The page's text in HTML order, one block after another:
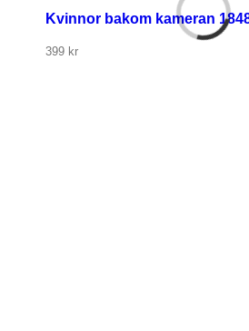
Kvinnor bakom kameran
399 kr